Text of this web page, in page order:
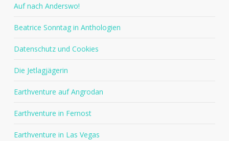
Auf nach Anderswo!
Beatrice Sonntag in Anthologien
Datenschutz und Cookies
Die Jetlagjägerin
Earthventure auf Angrodan
Earthventure in Fernost
Earthventure in Las Vegas